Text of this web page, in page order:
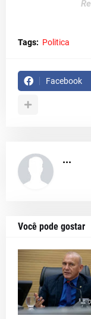
Tags: Politica
Facebook
...
Você pode gostar